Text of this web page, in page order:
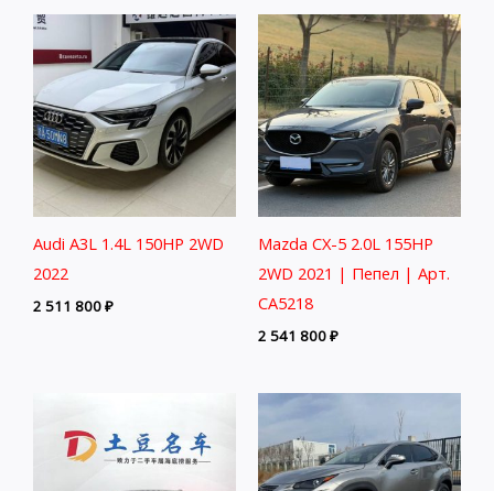
Audi A3L 1.4L 150HP 2WD
2022
2 511 800₽
Mazda CX-5 2.0L 155HP
2WD 2021 | Пепел | Арт.
CA5218
2 541 800₽